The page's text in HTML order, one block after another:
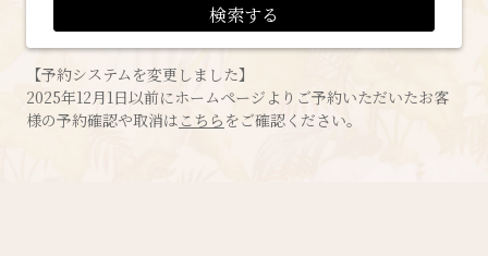
検索する
【予約システムを変更しました】
2025年12月1日以前にホームページよりご予約いただいたお客
様の予約確認や取消は こちら をご確認ください。